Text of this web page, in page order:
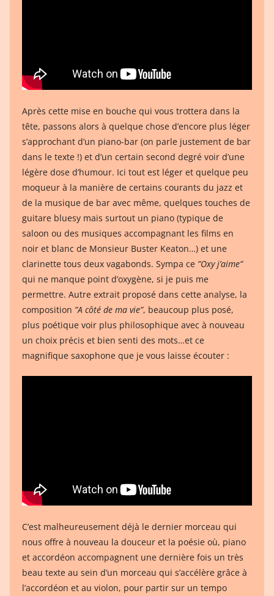
Après cette mise en bouche qui vous trottera dans la
tête, passons alors à quelque chose d’encore plus léger
s’approchant d’un piano-bar (on parle justement de bar
dans le texte !) et d’un certain second degré voir d’une
légère dose d’humour. Ici tout est léger et quelque peu
moqueur à la manière de certains courants du jazz et
de la musique de bar avec même, quelques touches de
guitare bluesy mais surtout un piano (typique de
saloon ou des musiques accompagnant les films en
noir et blanc de Monsieur Buster Keaton…) et une
clarinette tous deux vagabonds. Sympa ce ”Oxy j’aime”
qui ne manque point d’oxygène, si je puis me
permettre. Autre extrait proposé dans cette analyse, la
composition ”A côté de ma vie”, beaucoup plus posé,
plus poétique voir plus philosophique avec à nouveau
un choix précis et bien senti des mots…et ce
magnifique saxophone que je vous laisse écouter :
C’est malheureusement déjà le dernier morceau qui
nous offre à nouveau la douceur et la poésie où, piano
et accordéon accompagnent une dernière fois un très
beau texte au sein d’un morceau qui s’accélère grâce à
l’accordéon et au violon, pour partir sur un tempo